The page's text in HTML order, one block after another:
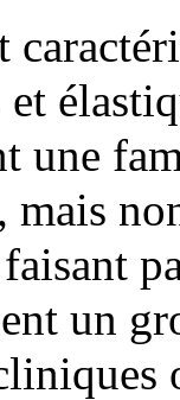
et
une
un